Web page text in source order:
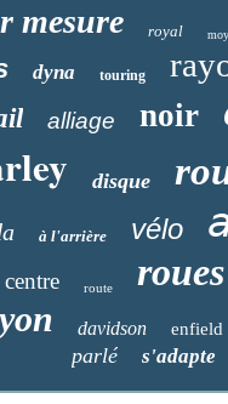
mesure royal
dyna touring
alliage noir
disque
à l'arrière vélo
centre route roues
davidson enfield
parlé s'adapte